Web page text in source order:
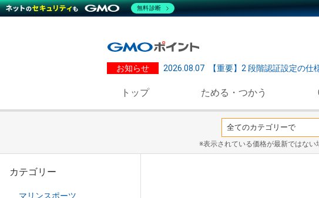
お知らせ 2026.08.07 【重要】2 段階認証設定の仕
トップ ためる・つかう
※表示されている価格が最新ではない
カテゴリー
マリンスポーツ
無料診断